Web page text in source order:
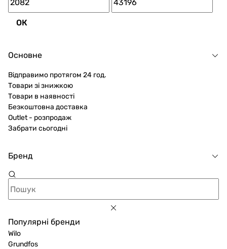
ОК
Основне
Відправимо протягом 24 год.
Товари зі знижкою
Товари в наявності
Безкоштовна доставка
Outlet - розпродаж
Забрати сьогодні
Бренд
Популярні бренди
Wilo
Grundfos